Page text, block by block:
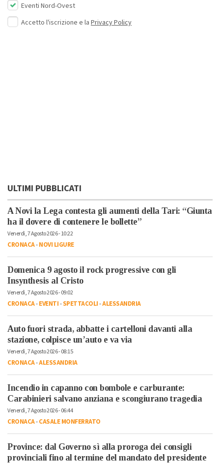
Eventi Nord-Ovest
Accetto l'iscrizione e la Privacy Policy
ULTIMI PUBBLICATI
A Novi la Lega contesta gli aumenti della Tari: “Giunta
ha il dovere di contenere le bollette”
Venerdì, 7 Agosto 2026 - 10:22
CRONACA-NOVI LIGURE
Domenica 9 agosto il rock progressive con gli
Insynthesis al Cristo
Venerdì, 7 Agosto 2026 - 09:02
CRONACA-EVENTI-SPETTACOLI-ALESSANDRIA
Auto fuori strada, abbatte i cartelloni davanti alla
stazione, colpisce un’auto e va via
Venerdì, 7 Agosto 2026 - 08:15
CRONACA-ALESSANDRIA
Incendio in capanno con bombole e carburante:
Carabinieri salvano anziana e scongiurano tragedia
Venerdì, 7 Agosto 2026 - 06:44
CRONACA-CASALE MONFERRATO
Province: dal Governo sì alla proroga dei consigli
provinciali fino al termine del mandato del presidente